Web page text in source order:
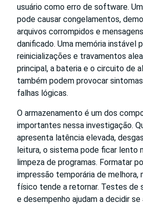
usuário como erro de software.
pode causar congelamentos,
arquivos corrompidos e
danificado. Uma memória instável
reinicializações e travamentos
principal, a bateria e o circuito de
também podem provocar
falhas lógicas.
O armazenamento é um dos
importantes nessa investigação.
apresenta latência elevada,
leitura, o sistema pode ficar lento
limpeza de programas. Formatar
impressão temporária de melhora,
físico tende a retornar. Testes de
e desempenho ajudam a decidir